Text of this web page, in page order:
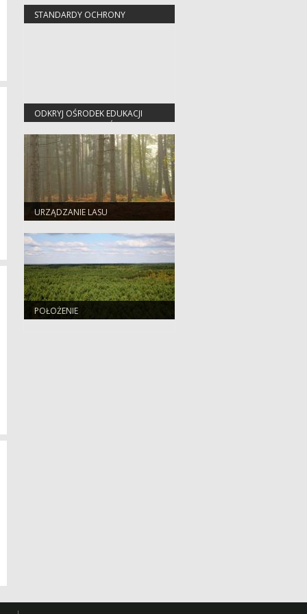
STANDARDY OCHRONY
MAŁOLETNICH
ODKRYJ OŚRODEK EDUKACJI
PRZYRODNICZO-LEŚNEJ W
JEZIORACH WYSOKICH
URZĄDZANIE LASU
POŁOŻENIE